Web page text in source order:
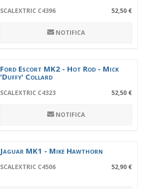
SCALEXTRIC C4396 52,50 €
NOTIFICA
Ford Escort MK2 - Hot Rod - Mick
'Duffy' Collard
SCALEXTRIC C4323 52,50 €
NOTIFICA
Jaguar MK1 - Mike Hawthorn
SCALEXTRIC C4506 52,90 €